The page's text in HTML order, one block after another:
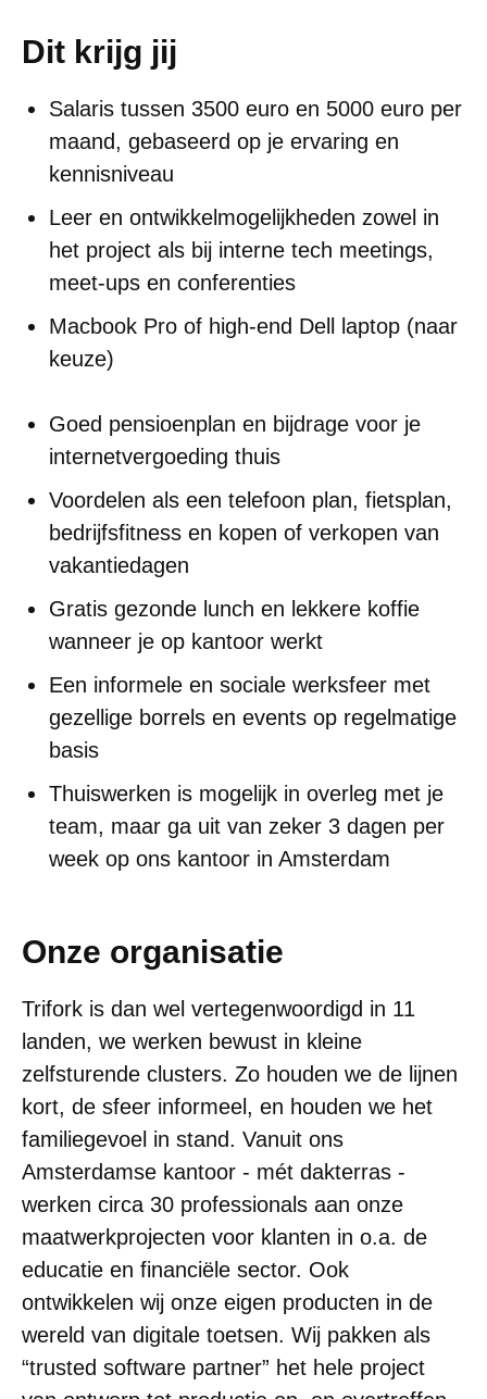
Dit krijg jij
Salaris tussen 3500 euro en 5000 euro per
maand, gebaseerd op je ervaring en
kennisniveau
Leer en ontwikkelmogelijkheden zowel in
het project als bij interne tech meetings,
meet-ups en conferenties
Macbook Pro of high-end Dell laptop (naar
keuze)
Goed pensioenplan en bijdrage voor je
internetvergoeding thuis
Voordelen als een telefoon plan, fietsplan,
bedrijfsfitness en kopen of verkopen van
vakantiedagen
Gratis gezonde lunch en lekkere koffie
wanneer je op kantoor werkt
Een informele en sociale werksfeer met
gezellige borrels en events op regelmatige
basis
Thuiswerken is mogelijk in overleg met je
team, maar ga uit van zeker 3 dagen per
week op ons kantoor in Amsterdam
Onze organisatie
Trifork is dan wel vertegenwoordigd in 11
landen, we werken bewust in kleine
zelfsturende clusters. Zo houden we de lijnen
kort, de sfeer informeel, en houden we het
familiegevoel in stand. Vanuit ons
Amsterdamse kantoor - mét dakterras -
werken circa 30 professionals aan onze
maatwerkprojecten voor klanten in o.a. de
educatie en financiële sector. Ook
ontwikkelen wij onze eigen producten in de
wereld van digitale toetsen. Wij pakken als
“trusted software partner” het hele project